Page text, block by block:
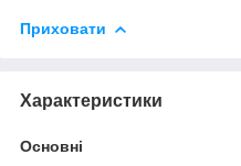
Приховати
Характеристики
Основні